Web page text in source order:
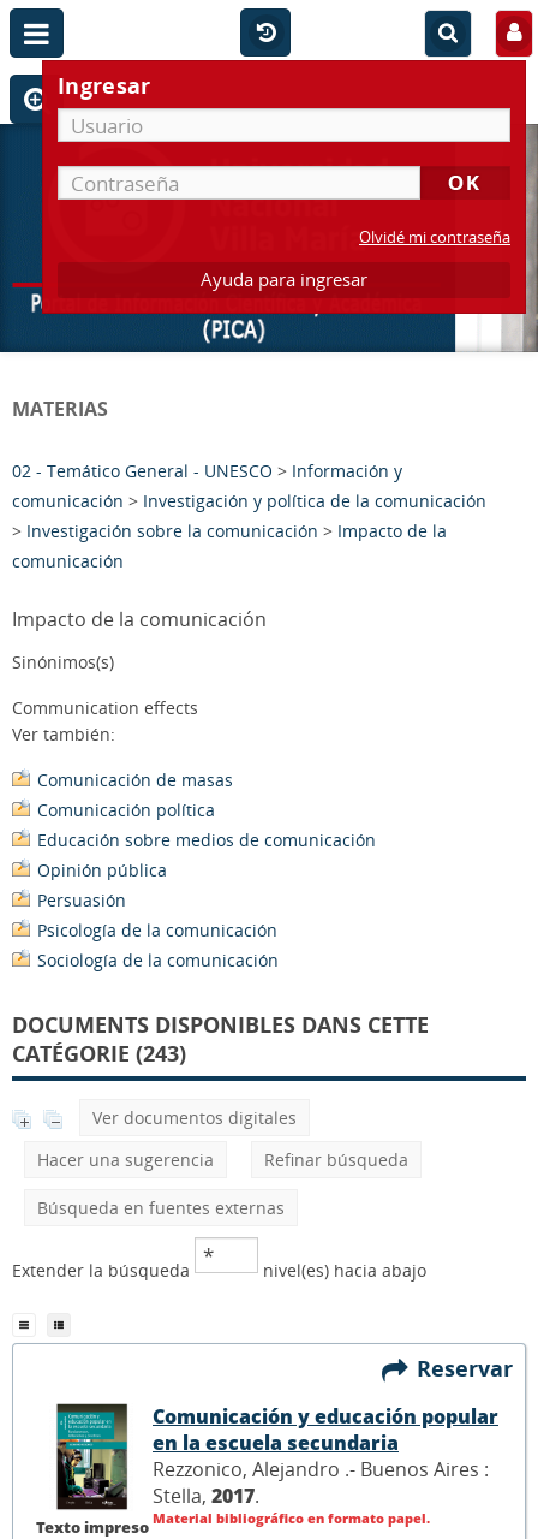
Ingresar
Olvidé mi contraseña
Ayuda para ingresar
MATERIAS
02 - Temático General - UNESCO > Información y
comunicación > Investigación y política de la comunicación
> Investigación sobre la comunicación > Impacto de la
comunicación
Impacto de la comunicación
Sinónimos(s)
Communication effects
Ver también:
Comunicación de masas
Comunicación política
Educación sobre medios de comunicación
Opinión pública
Persuasión
Psicología de la comunicación
Sociología de la comunicación
DOCUMENTS DISPONIBLES DANS CETTE
CATÉGORIE (243)
Ver documentos digitales
Hacer una sugerencia
Refinar búsqueda
Búsqueda en fuentes externas
Extender la búsqueda nivel(es) hacia abajo
Reservar
Texto impreso
Comunicación y educación popular
en la escuela secundaria
Rezzonico, Alejandro .- Buenos Aires :
Stella, 2017.
Material bibliográfico en formato papel.